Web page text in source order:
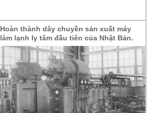
Hoàn thành dây chuyền sản xuất máy
làm lạnh ly tâm đầu tiên của Nhật Bản.